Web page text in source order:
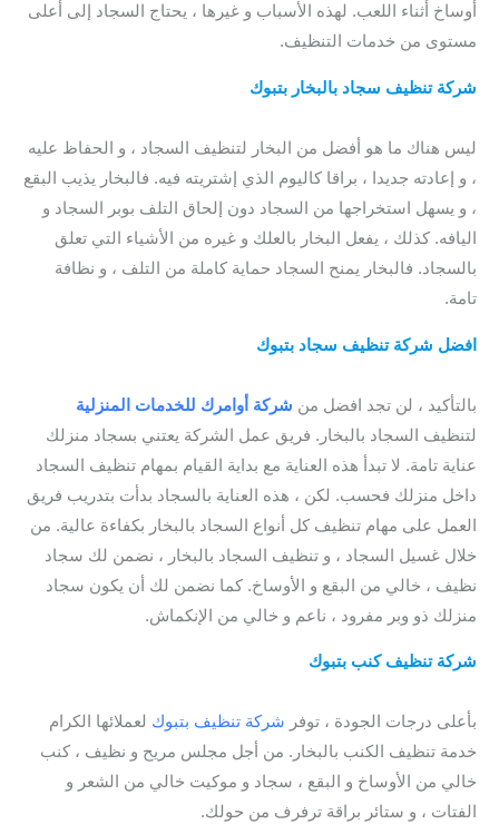
أوساخ أثناء اللعب. لهذه الأسباب و غيرها ، يحتاج السجاد إلى أعلى
مستوى من خدمات التنظيف.
شركة تنظيف سجاد بالبخار بتبوك
ليس هناك ما هو أفضل من البخار لتنظيف السجاد ، و الحفاظ عليه
، و إعادته جديدا ، براقا كاليوم الذي إشتريته فيه. فالبخار يذيب البقع
، و يسهل استخراجها من السجاد دون إلحاق التلف بوبر السجاد و
اليافه. كذلك ، يفعل البخار بالعلك و غيره من الأشياء التي تعلق
بالسجاد. فالبخار يمنح السجاد حماية كاملة من التلف ، و نظافة
تامة.
افضل شركة تنظيف سجاد بتبوك
بالتأكيد ، لن تجد افضل من شركة أوامرك للخدمات المنزلية
لتنظيف السجاد بالبخار. فريق عمل الشركة يعتني بسجاد منزلك
عناية تامة. لا تبدأ هذه العناية مع بداية القيام بمهام تنظيف السجاد
داخل منزلك فحسب. لكن ، هذه العناية بالسجاد بدأت بتدريب فريق
العمل على مهام تنظيف كل أنواع السجاد بالبخار بكفاءة عالية. من
خلال غسيل السجاد ، و تنظيف السجاد بالبخار ، نضمن لك سجاد
نظيف ، خالي من البقع و الأوساخ. كما نضمن لك أن يكون سجاد
منزلك ذو وبر مفرود ، ناعم و خالي من الإنكماش.
شركة تنظيف كنب بتبوك
بأعلى درجات الجودة ، توفر شركة تنظيف بتبوك لعملائها الكرام
خدمة تنظيف الكنب بالبخار. من أجل مجلس مريح و نظيف ، كنب
خالي من الأوساخ و البقع ، سجاد و موكيت خالي من الشعر و
الفتات ، و ستائر براقة ترفرف من حولك.